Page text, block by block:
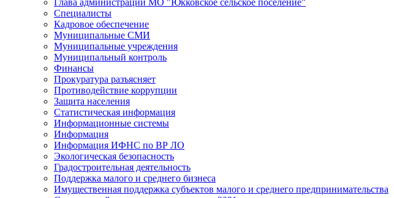
Глава администрации МО "Юкковское сельское поселение"
Специалисты
Кадровое обеспечение
Муниципальные СМИ
Муниципальные учреждения
Муниципальный контроль
Финансы
Прокуратура разъясняет
Противодействие коррупции
Защита населения
Статистическая информация
Информационные системы
Информация
Информация ИФНС по ВР ЛО
Экологическая безопасность
Градостроительная деятельность
Поддержка малого и среднего бизнеса
Имущественная поддержка субъектов малого и среднего предпринимательства